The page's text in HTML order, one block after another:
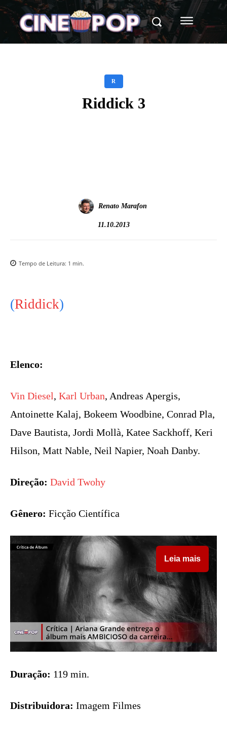
R
Riddick 3
Renato Marafon
11.10.2013
Tempo de Leitura: 1 min.
(Riddick)
Elenco:
Vin Diesel, Karl Urban, Andreas Apergis,
Antoinette Kalaj, Bokeem Woodbine, Conrad Pla,
Dave Bautista, Jordi Mollà, Katee Sackhoff, Keri
Hilson, Matt Nable, Neil Napier, Noah Danby.
Direção: David Twohy
Gênero: Ficção Científica
Leia mais
Duração: 119 min.
Distribuidora: Imagem Filmes